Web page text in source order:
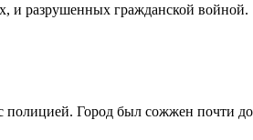
и разрушенных гражданской войной.
полицией. Город был сожжен почти